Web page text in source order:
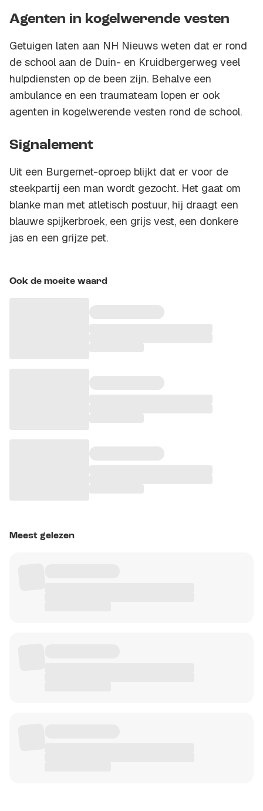
Agenten in kogelwerende vesten
Getuigen laten aan NH Nieuws weten dat er rond
de school aan de Duin- en Kruidbergerweg veel
hulpdiensten op de been zijn. Behalve een
ambulance en een traumateam lopen er ook
agenten in kogelwerende vesten rond de school.
Signalement
Uit een Burgernet-oproep blijkt dat er voor de
steekpartij een man wordt gezocht. Het gaat om
blanke man met atletisch postuur, hij draagt een
blauwe spijkerbroek, een grijs vest, een donkere
jas en een grijze pet.
Ook de moeite waard
Meest gelezen